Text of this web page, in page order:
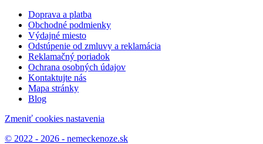
Doprava a platba
Obchodné podmienky
Výdajné miesto
Odstúpenie od zmluvy a reklamácia
Reklamačný poriadok
Ochrana osobných údajov
Kontaktujte nás
Mapa stránky
Blog
Zmeniť cookies nastavenia
© 2022 - 2026 - nemeckenoze.sk